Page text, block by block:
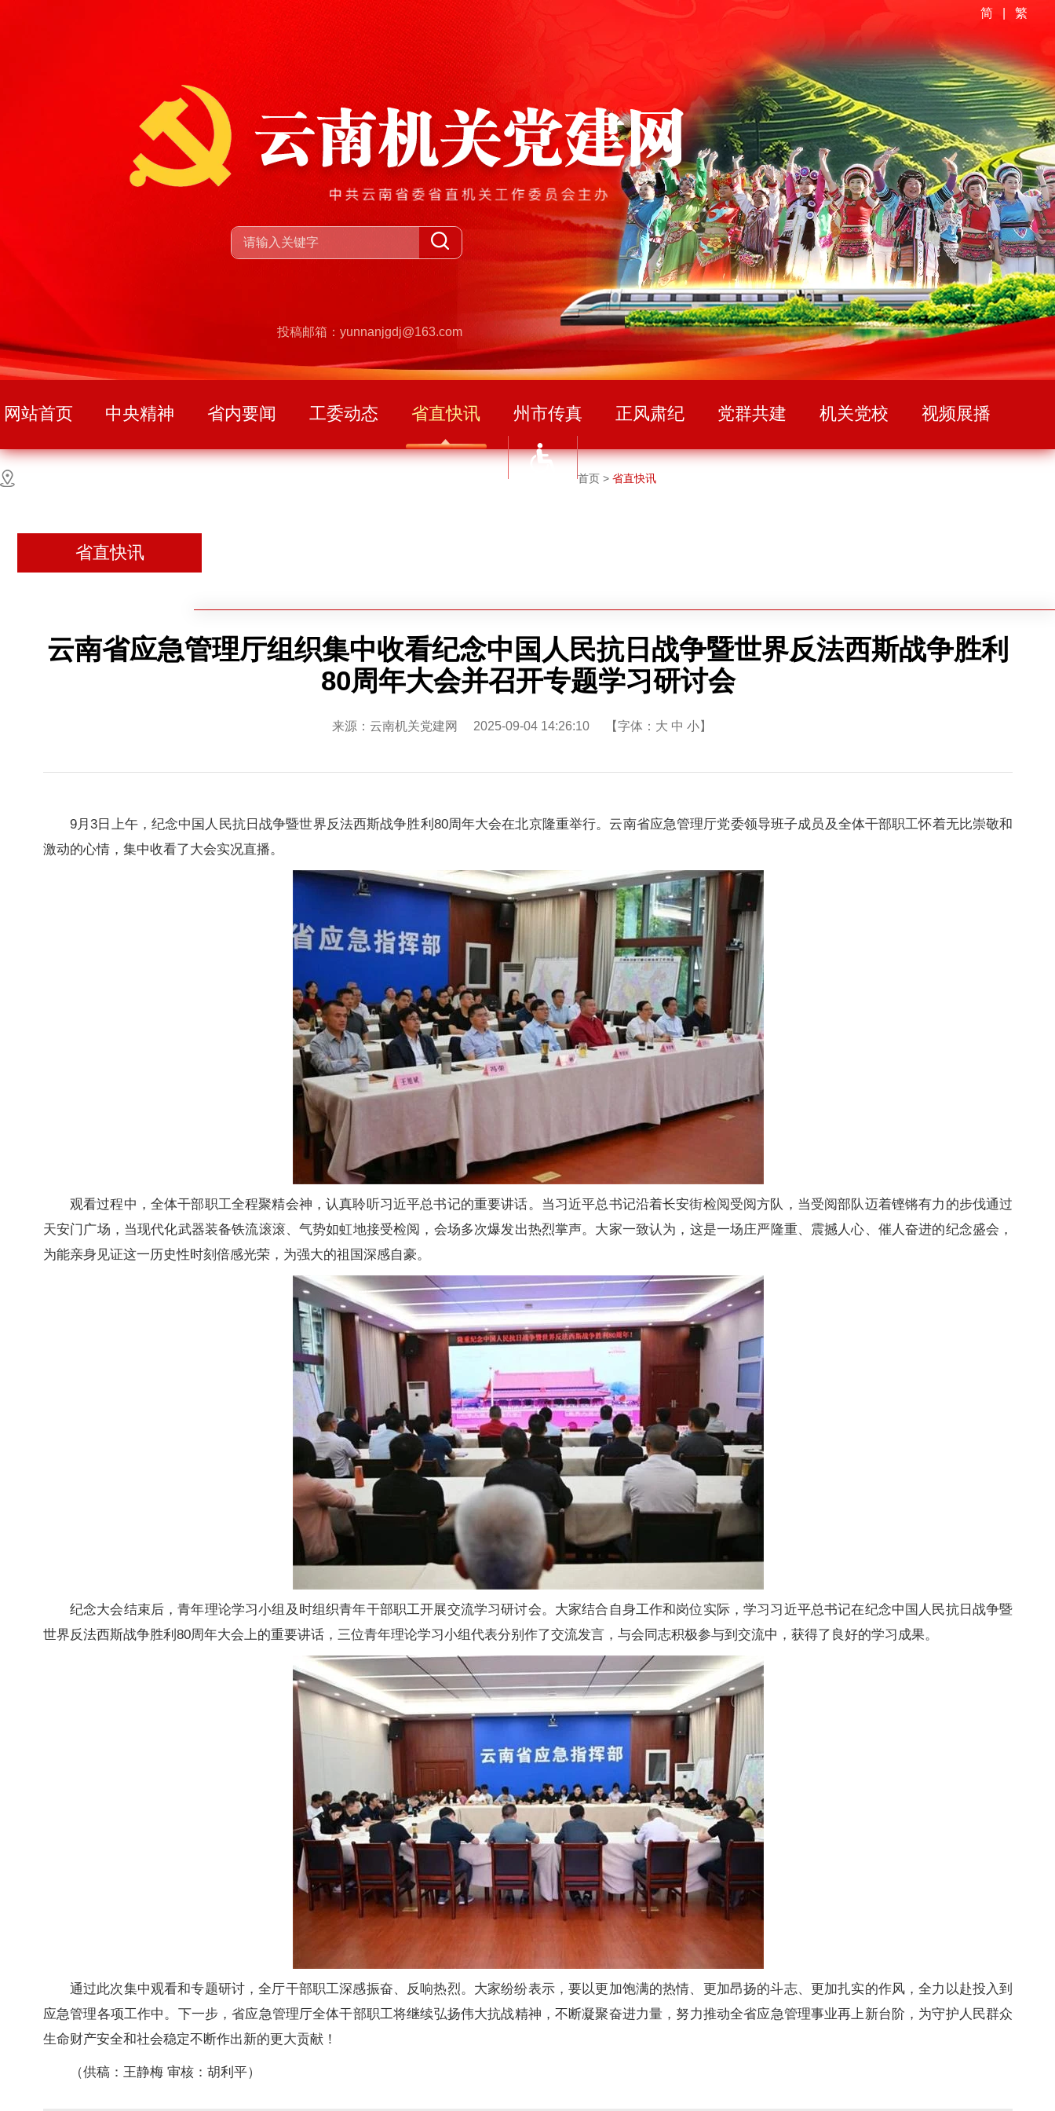
简 繁
投稿邮箱：yunnanjgdj@163.com
网站首页 中央精神 省内要闻 工委动态 省直快讯 州市传真 正风肃纪 党群共建 机关党校 视频展播
首页 > 省直快讯
省直快讯
云南省应急管理厅组织集中收看纪念中国人民抗日战争暨世界反法西斯战争胜利
80周年大会并召开专题学习研讨会
来源：云南机关党建网 2025-09-04 14:26:10 【字体： 大 中 小】
9月3日上午，纪念中国人民抗日战争暨世界反法西斯战争胜利80周年大会在北京隆重举行。云南省应急管理厅党委领导班子成员及全体干部职工怀着无比崇敬和
激动的心情，集中收看了大会实况直播。
观看过程中，全体干部职工全程聚精会神，认真聆听习近平总书记的重要讲话。当习近平总书记沿着长安街检阅受阅方队，当受阅部队迈着铿锵有力的步伐通过
天安门广场，当现代化武器装备铁流滚滚、气势如虹地接受检阅，会场多次爆发出热烈掌声。大家一致认为，这是一场庄严隆重、震撼人心、催人奋进的纪念盛会，
为能亲身见证这一历史性时刻倍感光荣，为强大的祖国深感自豪。
纪念大会结束后，青年理论学习小组及时组织青年干部职工开展交流学习研讨会。大家结合自身工作和岗位实际，学习习近平总书记在纪念中国人民抗日战争暨
世界反法西斯战争胜利80周年大会上的重要讲话，三位青年理论学习小组代表分别作了交流发言，与会同志积极参与到交流中，获得了良好的学习成果。
通过此次集中观看和专题研讨，全厅干部职工深感振奋、反响热烈。大家纷纷表示，要以更加饱满的热情、更加昂扬的斗志、更加扎实的作风，全力以赴投入到
应急管理各项工作中。下一步，省应急管理厅全体干部职工将继续弘扬伟大抗战精神，不断凝聚奋进力量，努力推动全省应急管理事业再上新台阶，为守护人民群众
生命财产安全和社会稳定不断作出新的更大贡献！
（供稿：王静梅 审核：胡利平）